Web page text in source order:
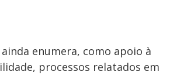
enumera, como apoio à
processos relatados em